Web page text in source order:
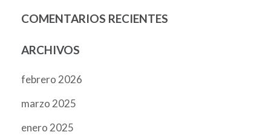
COMENTARIOS RECIENTES
ARCHIVOS
febrero 2026
marzo 2025
enero 2025